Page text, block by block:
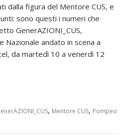
dalla figura del Mentore CUS, e
sono questi i numeri che
GenerAZIONI_CUS,
Nazionale andato in scena a
da martedì 10 a venerdì 12
, Mentore CUS, Pompeo